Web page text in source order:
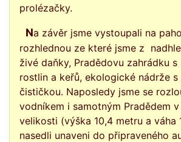
prolézačky.
Na závěr jsme vystoupali na pahorek s
rozhlednou ze které jsme z
živé daňky, Pradědovu zahrádku
rostlin a keřů, ekologické nádrže
čističkou. Naposledy jsme se
vodníkem i samotným Pradědem
velikosti (výška 10,4 metru a váha
nasedli unaveni do připraveného